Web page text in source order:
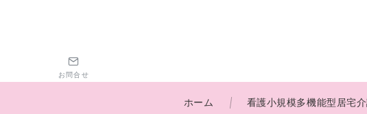
お問合せ
ホーム 看護小規模多機能型居宅